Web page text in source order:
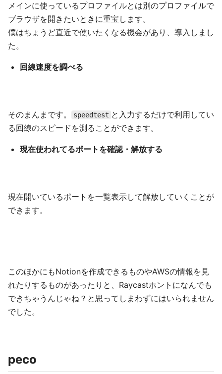
メインに使っているプロファイルとは別のプロファイルで
ブラウザを開きたいときに重宝します。
僕はちょうど直近で使いたくなる機会があり、導入しまし
た。
回線速度を調べる
そのまんまです。 speedtest と入力するだけで利用してい
る回線のスピードを測ることができます。
現在使われてるポートを確認・解放する
現在開いているポートを一覧表示して解放していくことが
できます。
このほかにもNotionを作成できるものやAWSの情報を見
れたりするものがあったりと、Raycastホントになんでも
できちゃうんじゃね？と思ってしまわずにはいられません
でした。
peco